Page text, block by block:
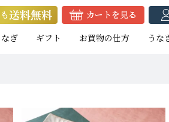
ぎ ギフト お買物の仕方 うな